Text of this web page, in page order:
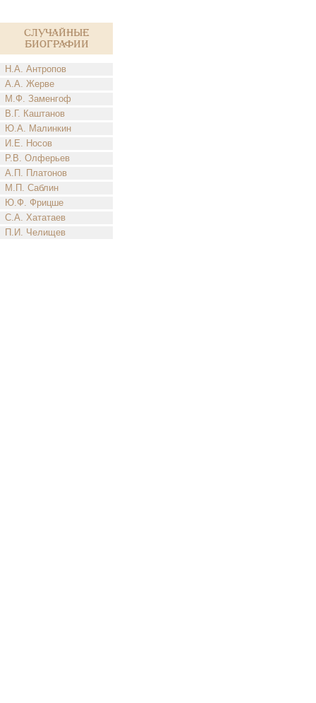
Случайные
биографии
Н.А. Антропов
А.А. Жерве
М.Ф. Заменгоф
В.Г. Каштанов
Ю.А. Малинкин
И.Е. Носов
Р.В. Олферьев
А.П. Платонов
М.П. Саблин
Ю.Ф. Фрицше
С.А. Хататаев
П.И. Челищев